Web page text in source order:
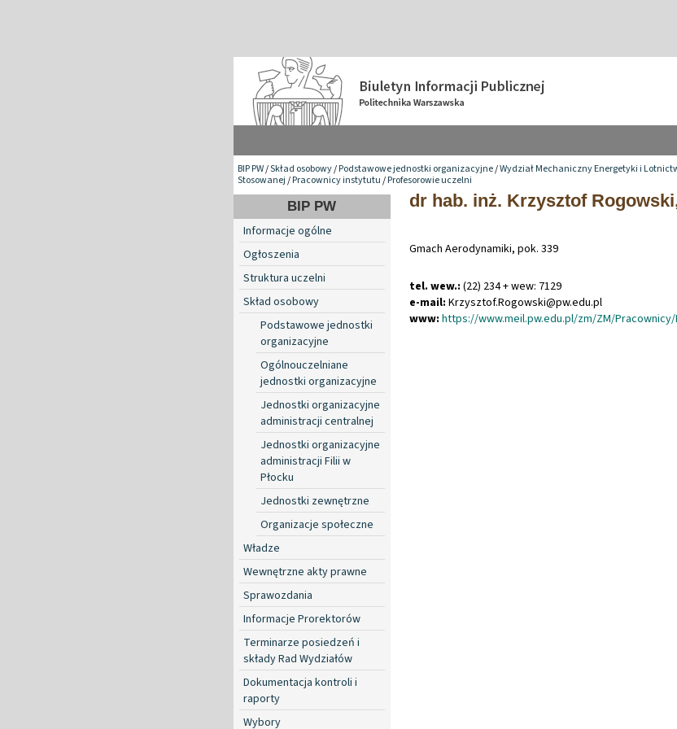
BIP PW/Skład osobowy/Podstawowe jednostki organizacyjne/Wydział Mechaniczny Energetyki i
Stosowanej/Pracownicy instytutu/Profesorowie uczelni
BIP PW
Informacje ogólne
Ogłoszenia
Struktura uczelni
Skład osobowy
Podstawowe jednostki
organizacyjne
Ogólnouczelniane
jednostki organizacyjne
Jednostki organizacyjne
administracji centralnej
Jednostki organizacyjne
administracji Filii w
Płocku
Jednostki zewnętrzne
Organizacje społeczne
Władze
Wewnętrzne akty prawne
Sprawozdania
Informacje Prorektorów
Terminarze posiedzeń i
składy Rad Wydziałów
Dokumentacja kontroli i
raporty
Wybory
dr hab. inż. Krzysztof
Gmach Aerodynamiki, pok. 339
tel. wew.: (22) 234 + wew: 7129
e-mail: Krzysztof.Rogowski@pw.edu.pl
www: https://www.meil.pw.edu.pl/zm/ZM/